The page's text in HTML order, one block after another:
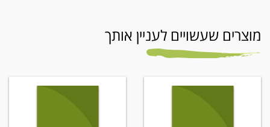
מוצרים שעשויים לעניין אותך